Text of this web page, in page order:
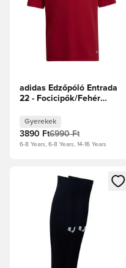
adidas Edzőpóló Entrada
22 - Focicipők/Fehér
Gyerekek
3890 Ft6990 Ft
6-8 Years, 6-8 Years, 14-16 Years
Megnyit egy modált a